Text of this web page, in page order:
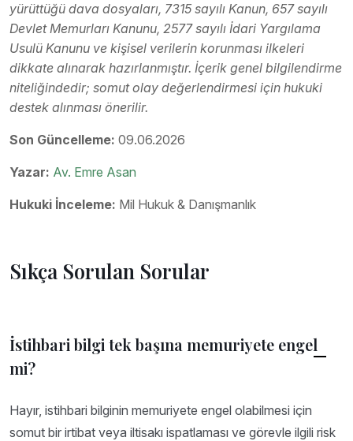
yürüttüğü dava dosyaları, 7315 sayılı Kanun, 657 sayılı
Devlet Memurları Kanunu, 2577 sayılı İdari Yargılama
Usulü Kanunu ve kişisel verilerin korunması ilkeleri
dikkate alınarak hazırlanmıştır. İçerik genel bilgilendirme
niteliğindedir; somut olay değerlendirmesi için hukuki
destek alınması önerilir.
Son Güncelleme: 09.06.2026
Yazar: Av. Emre Asan
Hukuki İnceleme: Mil Hukuk & Danışmanlık
Sıkça Sorulan Sorular
İstihbari bilgi tek başına memuriyete engel
mi?
Hayır, istihbari bilginin memuriyete engel olabilmesi için
somut bir irtibat veya iltisakı ispatlaması ve görevle ilgili risk